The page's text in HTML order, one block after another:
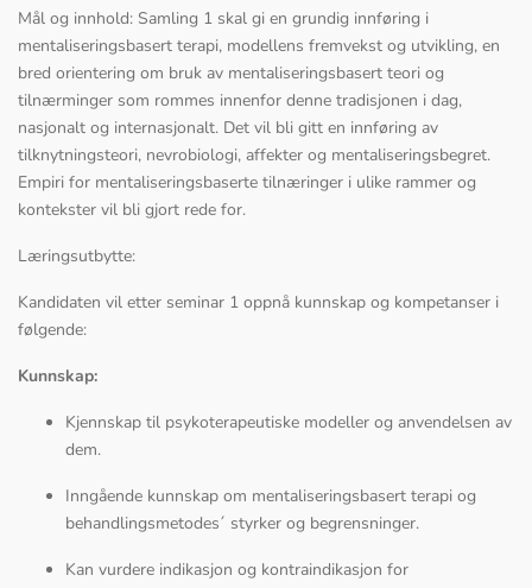
Mål og innhold: Samling 1 skal gi en grundig innføring i
mentaliseringsbasert terapi, modellens fremvekst og utvikling, en
bred orientering om bruk av mentaliseringsbasert teori og
tilnærminger som rommes innenfor denne tradisjonen i dag,
nasjonalt og internasjonalt. Det vil bli gitt en innføring av
tilknytningsteori, nevrobiologi, affekter og mentaliseringsbegret.
Empiri for mentaliseringsbaserte tilnæringer i ulike rammer og
kontekster vil bli gjort rede for.
Læringsutbytte:
Kandidaten vil etter seminar 1 oppnå kunnskap og kompetanser i
følgende:
Kunnskap:
Kjennskap til psykoterapeutiske modeller og anvendelsen av
dem.
Inngående kunnskap om mentaliseringsbasert terapi og
behandlingsmetodes´ styrker og begrensninger.
Kan vurdere indikasjon og kontraindikasjon for